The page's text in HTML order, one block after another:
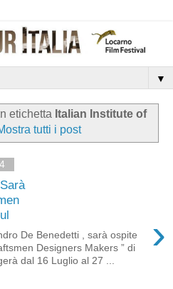
▼
etichetta Italian Institute of
tutti i post
›
De Benedetti , sarà ospite
Designers Makers ” di
dal 16 Luglio al 27 ...